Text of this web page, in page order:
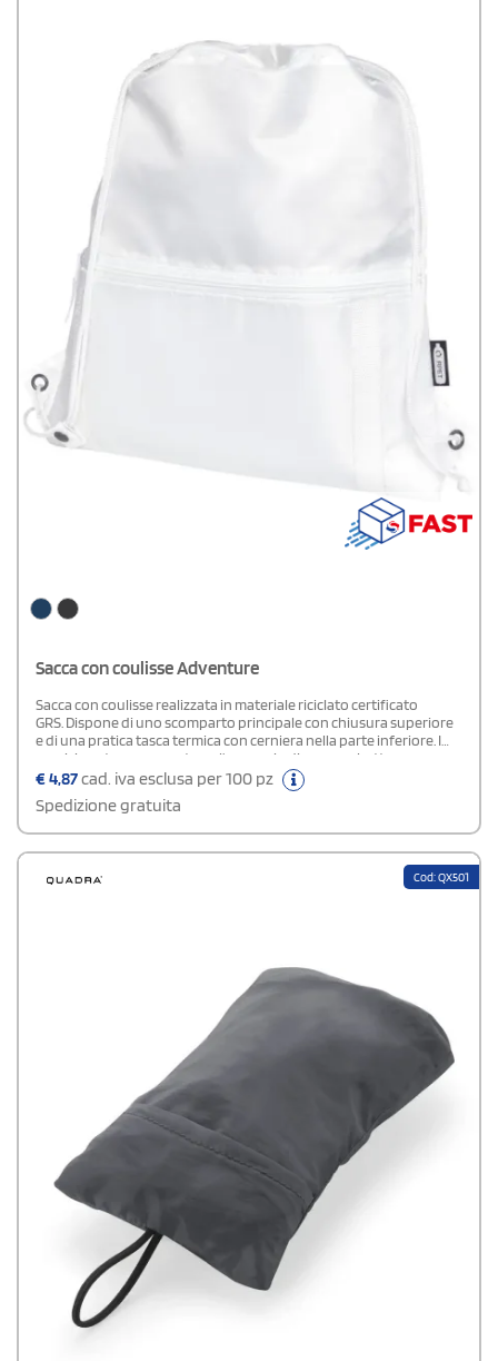
Sacca con coulisse Adventure
Sacca con coulisse realizzata in materiale riciclato certificato
GRS. Dispone di uno scomparto principale con chiusura superiore
e di una pratica tasca termica con cerniera nella parte inferiore. I
manici a catena consentono l’aggancio di un moschettone.
€4,87cad. iva esclusa per 100 pz
Spedizione gratuita
Cod: QX501